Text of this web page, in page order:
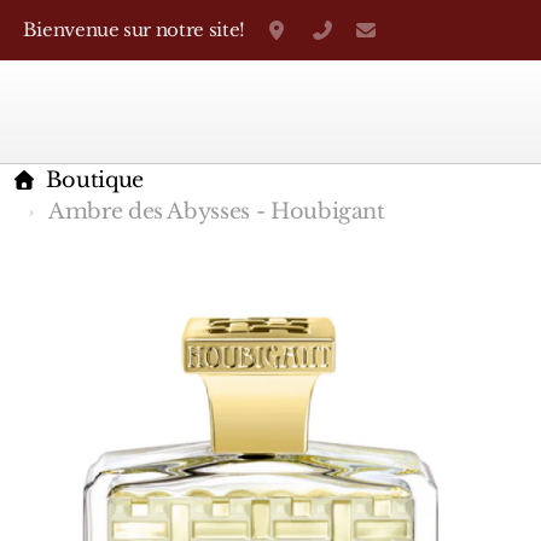
Bienvenue sur notre site! Grand-Rue 38, Genève
+41 22 310 38 75
Boutique
Ambre des Abysses - Houbigant